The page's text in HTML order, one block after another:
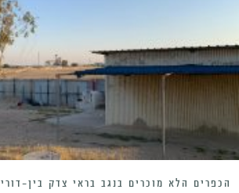
הכפרים הלא מוכרים בנגב בראי צדק בין-דורי